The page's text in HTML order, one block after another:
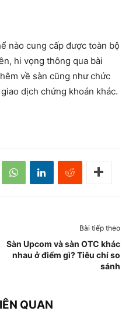
nào cung cấp được toàn bộ
hi vọng thông qua bài
về sàn cũng như chức
dịch chứng khoán khác.
Bài tiếp theo
Sàn Upcom và sàn OTC khác
nhau ở điểm gì? Tiêu chí so
sánh
QUAN